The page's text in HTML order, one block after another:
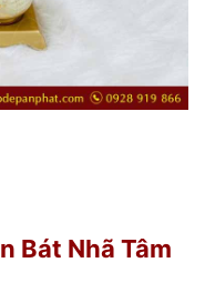
Bát Nhã Tâm